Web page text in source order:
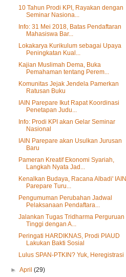
10 Tahun Prodi KPI, Rayakan dengan
Seminar Nasiona...
Info: 31 Mei 2018, Batas Pendaftaran
Mahasiswa Bar...
Lokakarya Kurikulum sebagai Upaya
Peningkatan Kual...
Kajian Muslimah Dema, Buka
Pemahaman tentang Perem...
Komunitas Jejak Jendela Pamerkan
Ratusan Buku
IAIN Parepare Ikut Rapat Koordinasi
Penetapan Judu...
Info: Prodi KPI akan Gelar Seminar
Nasional
IAIN Parepare akan Usulkan Jurusan
Baru
Pameran Kreatif Ekonomi Syariah,
Langkah Nyata Jad...
Kenalkan Budaya, Racana Albadi' IAIN
Parepare Turu...
Pengumuman Perubahan Jadwal
Pelaksanaan Pendaftara...
Jalankan Tugas Tridharma Perguruan
Tinggi dengan A...
Peringati HARDIKNAS, Prodi PIAUD
Lakukan Bakti Sosial
Lulus SPAN-PTKIN? Yuk, Heregistrasi
►April(29)